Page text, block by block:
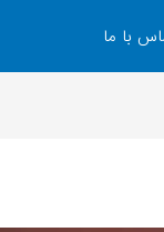
با ما